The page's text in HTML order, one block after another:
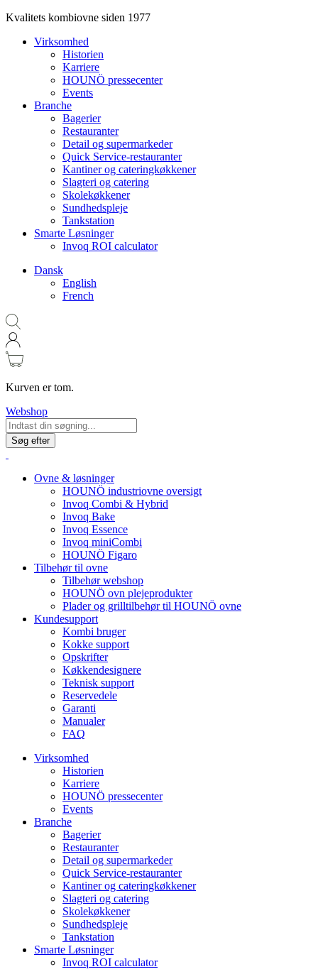
Kvalitets kombiovne siden 1977
Virksomhed
Historien
Karriere
HOUNÖ pressecenter
Events
Branche
Bagerier
Restauranter
Detail og supermarkeder
Quick Service-restauranter
Kantiner og cateringkøkkener
Slagteri og catering
Skolekøkkener
Sundhedspleje
Tankstation
Smarte Løsninger
Invoq ROI calculator
Dansk
English
French
Kurven er tom.
Webshop
Søg efter
Ovne & løsninger
HOUNÖ industriovne oversigt
Invoq Combi & Hybrid
Invoq Bake
Invoq Essence
Invoq miniCombi
HOUNÖ Figaro
Tilbehør til ovne
Tilbehør webshop
HOUNÖ ovn plejeprodukter
Plader og grilltilbehør til HOUNÖ ovne
Kundesupport
Kombi bruger
Kokke support
Opskrifter
Køkkendesignere
Teknisk support
Reservedele
Garanti
Manualer
FAQ
Virksomhed
Historien
Karriere
HOUNÖ pressecenter
Events
Branche
Bagerier
Restauranter
Detail og supermarkeder
Quick Service-restauranter
Kantiner og cateringkøkkener
Slagteri og catering
Skolekøkkener
Sundhedspleje
Tankstation
Smarte Løsninger
Invoq ROI calculator